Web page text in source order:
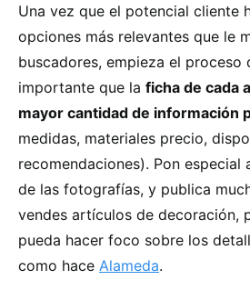
Una vez que el potencial cliente
opciones más relevantes que le
buscadores, empieza el proceso
importante que la ficha de cada
mayor cantidad de información
medidas, materiales precio,
recomendaciones). Pon especial
de las fotografías, y publica
vendes artículos de decoración,
pueda hacer foco sobre los
como hace Alameda.